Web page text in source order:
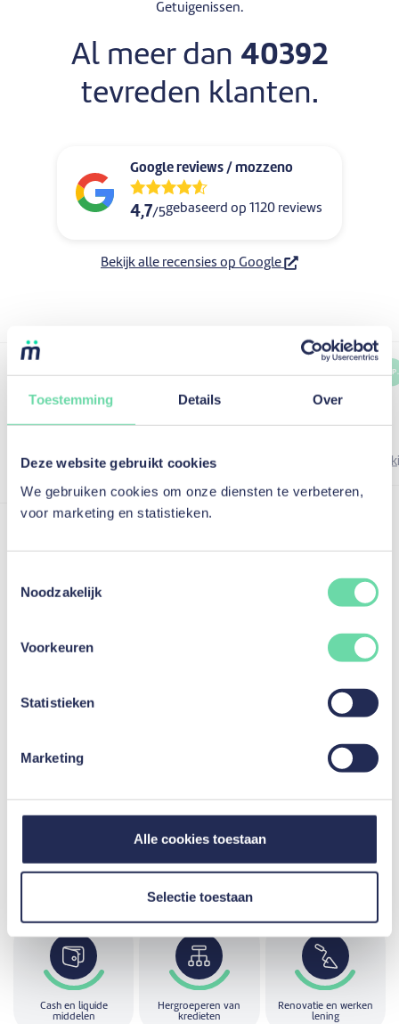
Toestemming Details Over
Deze website gebruikt cookies
We gebruiken cookies om onze diensten te verbeteren,
voor marketing en statistieken.
Noodzakelijk
Voorkeuren
Statistieken
Marketing
Alle cookies toestaan
Selectie toestaan
Getuigenissen.
Al meer dan 40392
tevreden klanten.
Google reviews / mozzeno
4,7/5gebaseerd op 1120 reviews
Bekijk alle recensies op Google
Kredietnemer
Meteen geholpen. Waar andere financiële
antwoord en goedkeuring.
Bekijk op Google
N. P.
De leningendie mozzeno aanbiedt
Cash en liquide
middelen
Hergroeperen van
kredieten
Renovatie en werken
lening